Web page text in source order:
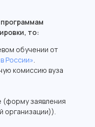
то:
обучении от
России».
комиссию вуза
(форму заявления
организации)).